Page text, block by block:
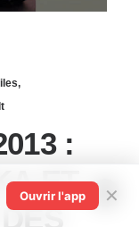
,
:
ET
Ouvrir l'app ✕